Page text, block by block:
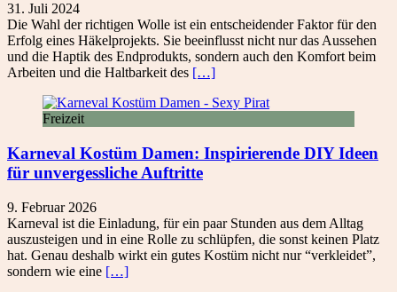
31. Juli 2024
Die Wahl der richtigen Wolle ist ein entscheidender Faktor für den
Erfolg eines Häkelprojekts. Sie beeinflusst nicht nur das Aussehen
und die Haptik des Endprodukts, sondern auch den Komfort beim
Arbeiten und die Haltbarkeit des […]
Freizeit
Karneval Kostüm Damen: Inspirierende DIY Ideen
für unvergessliche Auftritte
9. Februar 2026
Karneval ist die Einladung, für ein paar Stunden aus dem Alltag
auszusteigen und in eine Rolle zu schlüpfen, die sonst keinen Platz
hat. Genau deshalb wirkt ein gutes Kostüm nicht nur “verkleidet”,
sondern wie eine […]